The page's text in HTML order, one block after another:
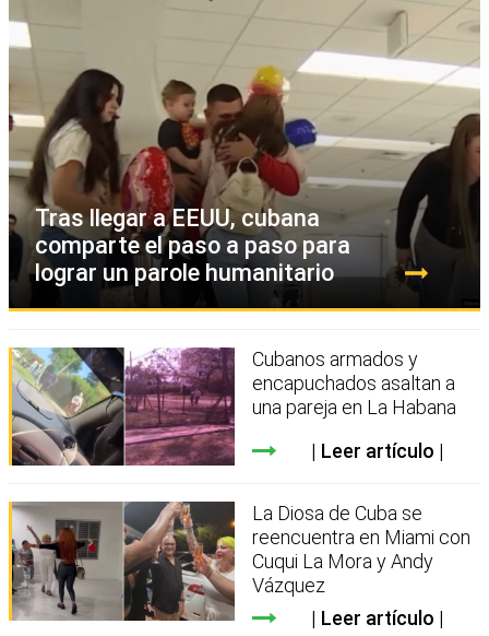
Tras llegar a EEUU, cubana
comparte el paso a paso para
lograr un parole humanitario
Cubanos armados y
encapuchados asaltan a
una pareja en La Habana
Leer artículo
La Diosa de Cuba se
reencuentra en Miami con
Cuqui La Mora y Andy
Vázquez
Leer artículo